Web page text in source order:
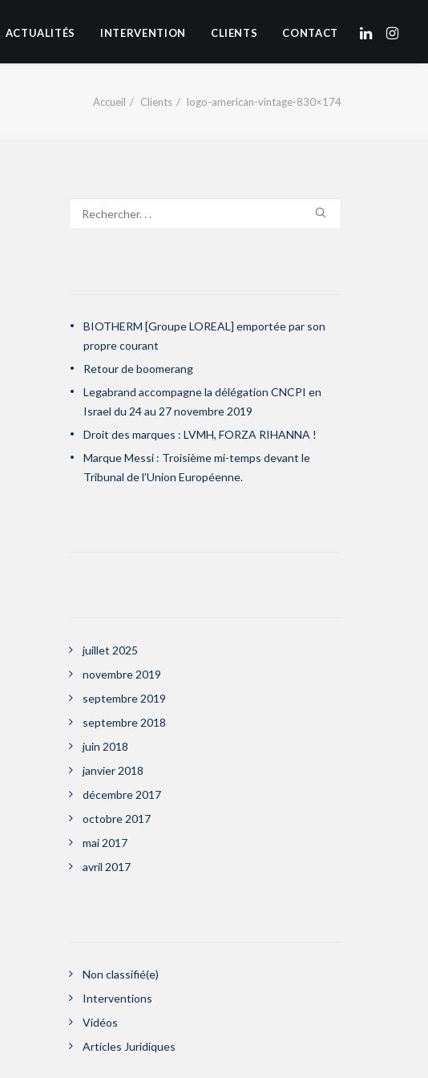
ACTUALITÉS INTERVENTION CLIENTS CONTACT
Accueil Clients logo-american-vintage-830×174
BIOTHERM [Groupe LOREAL] emportée par son
propre courant
Retour de boomerang
Legabrand accompagne la délégation CNCPI en
Israel du 24 au 27 novembre 2019
Droit des marques : LVMH, FORZA RIHANNA !
Marque Messi : Troisième mi-temps devant le
Tribunal de l’Union Européenne.
juillet 2025
novembre 2019
septembre 2019
septembre 2018
juin 2018
janvier 2018
décembre 2017
octobre 2017
mai 2017
avril 2017
Non classifié(e)
Interventions
Vidéos
Articles Juridiques